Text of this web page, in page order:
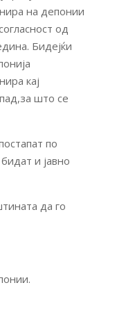
на депонии
од
Бидејќи
кај
што се
по
и јавно
да го